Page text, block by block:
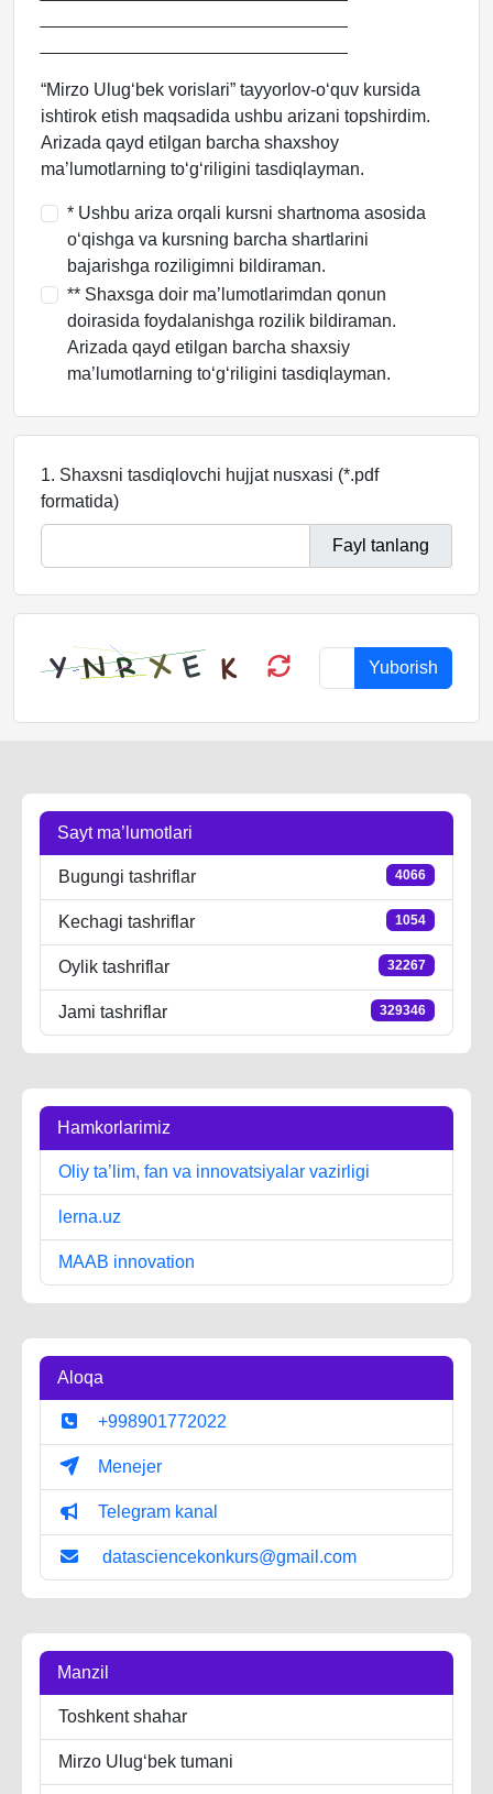
“Mirzo Ulug‘bek vorislari” tayyorlov-o‘quv kursida
ishtirok etish maqsadida ushbu arizani topshirdim.
Arizada qayd etilgan barcha shaxshoy
ma’lumotlarning to‘g‘riligini tasdiqlayman.
* Ushbu ariza orqali kursni shartnoma asosida
o‘qishga va kursning barcha shartlarini
bajarishga roziligimni bildiraman.
** Shaxsga doir ma’lumotlarimdan qonun
doirasida foydalanishga rozilik bildiraman.
Arizada qayd etilgan barcha shaxsiy
ma’lumotlarning to‘g‘riligini tasdiqlayman.
1. Shaxsni tasdiqlovchi hujjat nusxasi (*.pdf
formatida)
Fayl tanlang
Yuborish
Sayt ma’lumotlari
Bugungi tashriflar 4066
Kechagi tashriflar 1054
Oylik tashriflar 32267
Jami tashriflar 329346
Hamkorlarimiz
Oliy ta’lim, fan va innovatsiyalar vazirligi
lerna.uz
MAAB innovation
Aloqa
+998901772022
Menejer
Telegram kanal
datasciencekonkurs@gmail.com
Manzil
Toshkent shahar
Mirzo Ulug‘bek tumani